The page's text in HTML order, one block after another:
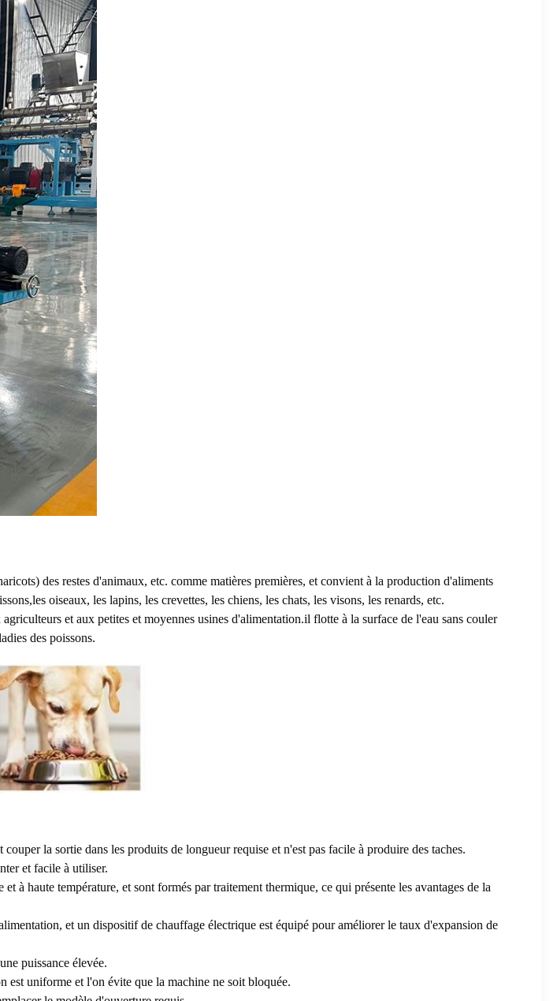
des restes d'animaux, etc. comme matières premières, et convient à la production d'aliments
oiseaux, les lapins, les crevettes, les chiens, les chats, les visons, les renards, etc.
et aux petites et moyennes usines d'alimentation.il flotte à la surface de l'eau sans couler
des poissons.
la sortie dans les produits de longueur requise et n'est pas facile à produire des taches.
et facile à utiliser.
à haute température, et sont formés par traitement thermique, ce qui présente les avantages de la
et un dispositif de chauffage électrique est équipé pour améliorer le taux d'expansion de
puissance élevée.
est uniforme et l'on évite que la machine ne soit bloquée.